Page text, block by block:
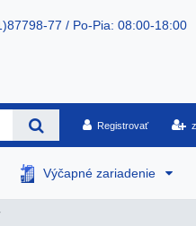
77 / Po-Pia: 08:00-18:00
Registrovať
Výčapné zariadenie